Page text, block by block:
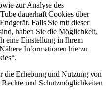
zur Analyse des
dauerhaft Cookies über
Falls Sie mit dieser
haben Sie die Möglichkeit,
eine Einstellung in Ihrem
Informationen hierzu
die Erhebung und Nutzung von
und Schutzmöglichkeiten